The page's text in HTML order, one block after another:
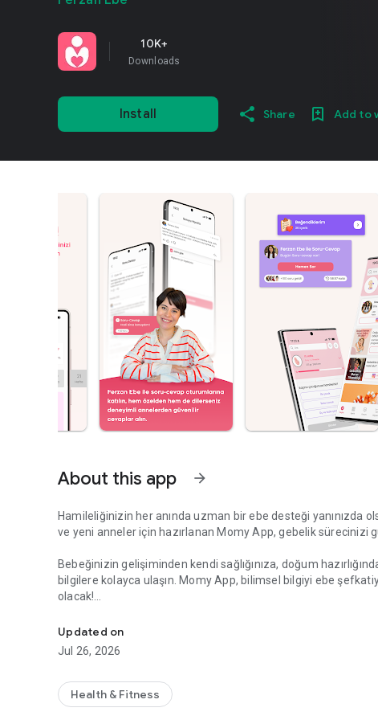
10K+
Downloads
Install Share Add to
About this app arrow_forward
Hamileliğinizin her anında uzman bir ebe desteği yanınızda
ve yeni anneler için hazırlanan Momy App, gebelik sürecinizi
Bebeğinizin gelişiminden kendi sağlığınıza, doğum
bilgilere kolayca ulaşın. Momy App, bilimsel bilgiyi ebe
olacak!
✨ Momy App ile Neler Sizi Bekliyor?
Gebelik Hesaplama: Son Adet Tarihinizi (SAT) girin,
Hafta Hafta Takip: Hem sizin bedeninizdeki hem de
Updated on
Jul 26, 2026
Health & Fitness